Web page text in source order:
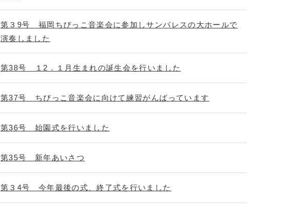
第３9号 福岡ちびっこ音楽会に参加しサンパレスの大ホールで
演奏しました
第38号 １2．１月生まれの誕生会を行いました
第37号 ちびっこ音楽会に向けて練習がんばっています
第36号 始園式を行いました
第35号 新年あいさつ
第３4号 今年最後の式、終了式を行いました